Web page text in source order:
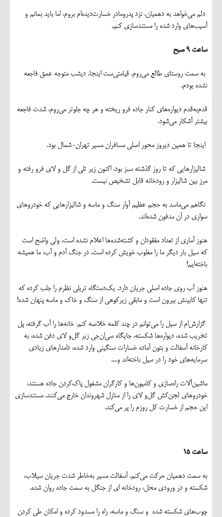
دلم می‌خواهد به دهمیان، نزد پدرومادر خسارت‌دیده‌ام بروم، اما باید بمانم و
آسیب‌های وارد شده را مستندسازی کنم.
ساعت ۹ صبح
به سمت روستای طالع می‌روم. قیامتی‌ست اینجا. دیشب متوجه عمق فاجعه
نشده بودم.
قدم‌به‌قدم دیواره‌های کنار جاده فرو ریخته و هر چه جلوتر می‌روم، شدت فاجعه
بیشتر آشکار می‌شود.
اینجا تا همین دیروز محور اصلی مسافران مسیر تهران-شمال بود.
شالیزارهایی که تا روز گذشته سبز بود، اکنون زیر تلی از گل و لای فرو رفته و
مرز بین شالیزار و رودخانه قابل تشخیص نیست.
نگاهم می‌ماسد به حجم عظیم آوار سنگ و ماسه و شالیزارهایی که خودروهای
سواری در آن مدفون شده‌اند.
هنوز آماری از تعداد مفقودان و کشته‌شده‌ها اعلام نشده است، ولی واضح است
که سیل بار دیگر ما را مغلوب خویش کرده است. در جنگ آدم و آب، ما همیشه
باخته‌ایم!
هنوز آب روی جاده اصلی جریان دارد. یک‌دستگاه تریلی نظرم را جلب کرده که
تنها کابینش بیرون است و مابقی زیرکوهی از سنگ و خاک و ماسه پنهان شده!
گزارش‌ام از سیل را می‌توانم در چند کلمه خلاصه کنم: خانه‌ها را آب گرفته، پل
تخریب شده، دیواره‌ها شکسته، جایگاه سی‌ان‌جی زیر گل‌و‌ لای دفن شده، به
کارخانه آسفالت و بتون آماده خسارات سنگینی وارد شده، دامدارهای زیادی
سرمایه‌های خود را در سیل باخته‌اند و....
ماشین‌آلات راه‌سازی و کامیون‌ها و کارگران مشغول پاک‌کردن جاده هستند،
خودروهای لجن‌کش گل‌و‌ لای را از منازل شهروندان خارج می‌کنند. مستندسازی
این حجم از خسارت کل روزم‌ را پر می‌کند.
ساعت ۱۵
به سمت دهمیان حرکت می‌کنم. آسفالت مسیر به‌خاطر شدت جریان سیلاب،
شکسته و در ورودی محل، رودخانه ای از جنگل به سمت جاده روان شده.
چوب‌های شکسته شده و سنگ و ماسه، راه را مسدود کرده و امکان طی کردن